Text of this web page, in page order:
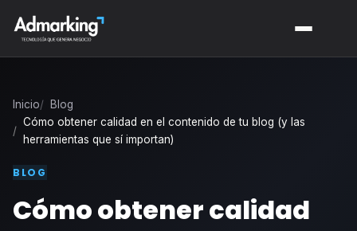
Inicio
Blog
Cómo obtener calidad en el contenido de tu blog (y las
herramientas que sí importan)
BLOG
Cómo obtener calidad